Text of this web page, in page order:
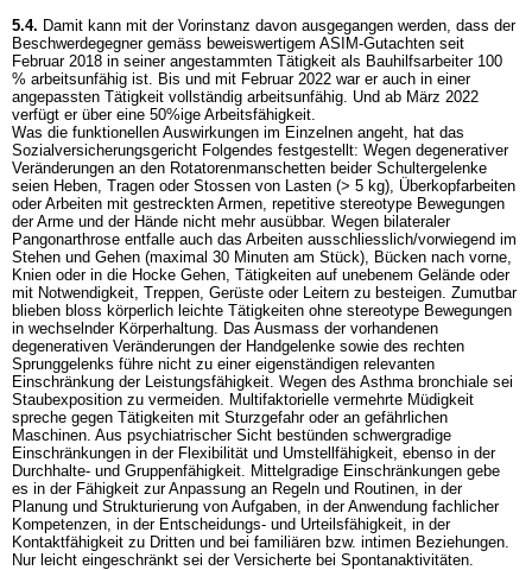
5.4. Damit kann mit der Vorinstanz davon ausgegangen werden, dass der
Beschwerdegegner gemäss beweiswertigem ASIM-Gutachten seit
Februar 2018 in seiner angestammten Tätigkeit als Bauhilfsarbeiter 100
% arbeitsunfähig ist. Bis und mit Februar 2022 war er auch in einer
angepassten Tätigkeit vollständig arbeitsunfähig. Und ab März 2022
verfügt er über eine 50%ige Arbeitsfähigkeit.
Was die funktionellen Auswirkungen im Einzelnen angeht, hat das
Sozialversicherungsgericht Folgendes festgestellt: Wegen degenerativer
Veränderungen an den Rotatorenmanschetten beider Schultergelenke
seien Heben, Tragen oder Stossen von Lasten (> 5 kg), Überkopfarbeiten
oder Arbeiten mit gestreckten Armen, repetitive stereotype Bewegungen
der Arme und der Hände nicht mehr ausübbar. Wegen bilateraler
Pangonarthrose entfalle auch das Arbeiten ausschliesslich/vorwiegend im
Stehen und Gehen (maximal 30 Minuten am Stück), Bücken nach vorne,
Knien oder in die Hocke Gehen, Tätigkeiten auf unebenem Gelände oder
mit Notwendigkeit, Treppen, Gerüste oder Leitern zu besteigen. Zumutbar
blieben bloss körperlich leichte Tätigkeiten ohne stereotype Bewegungen
in wechselnder Körperhaltung. Das Ausmass der vorhandenen
degenerativen Veränderungen der Handgelenke sowie des rechten
Sprunggelenks führe nicht zu einer eigenständigen relevanten
Einschränkung der Leistungsfähigkeit. Wegen des Asthma bronchiale sei
Staubexposition zu vermeiden. Multifaktorielle vermehrte Müdigkeit
spreche gegen Tätigkeiten mit Sturzgefahr oder an gefährlichen
Maschinen. Aus psychiatrischer Sicht bestünden schwergradige
Einschränkungen in der Flexibilität und Umstellfähigkeit, ebenso in der
Durchhalte- und Gruppenfähigkeit. Mittelgradige Einschränkungen gebe
es in der Fähigkeit zur Anpassung an Regeln und Routinen, in der
Planung und Strukturierung von Aufgaben, in der Anwendung fachlicher
Kompetenzen, in der Entscheidungs- und Urteilsfähigkeit, in der
Kontaktfähigkeit zu Dritten und bei familiären bzw. intimen Beziehungen.
Nur leicht eingeschränkt sei der Versicherte bei Spontanaktivitäten.